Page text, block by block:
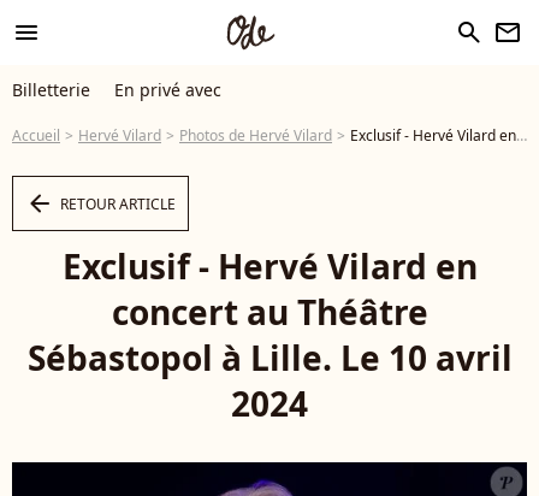
menu search newsletter
Billetterie En privé avec
Accueil Hervé Vilard Photos de Hervé Vilard Exclusif - Hervé Vilard en concert au Théâtre Sébastopol à Lille. Le 10 avril 2024 - Photo
arrow_left RETOUR ARTICLE
Exclusif - Hervé Vilard en
concert au Théâtre
Sébastopol à Lille. Le 10 avril
2024